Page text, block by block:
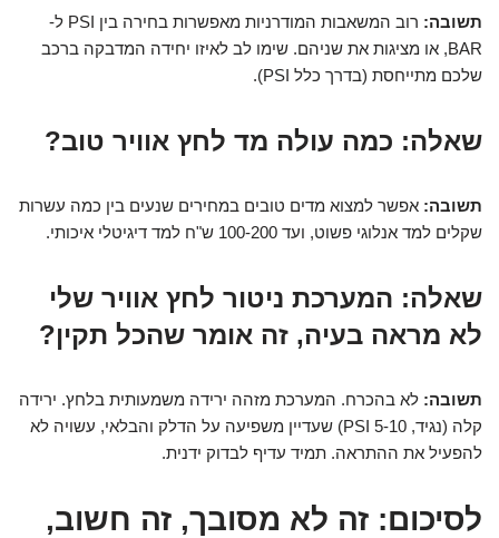
תשובה:
רוב המשאבות המודרניות מאפשרות בחירה בין PSI ל-
BAR, או מציגות את שניהם. שימו לב לאיזו יחידה המדבקה ברכב
שלכם מתייחסת (בדרך כלל PSI).
שאלה: כמה עולה מד לחץ אוויר טוב?
תשובה: אפשר למצוא מדים טובים במחירים שנעים בין כמה עשרות
שקלים למד אנלוגי פשוט, ועד 100-200 ש"ח למד דיגיטלי איכותי.
שאלה: המערכת ניטור לחץ אוויר שלי
לא מראה בעיה, זה אומר שהכל תקין?
תשובה: לא בהכרח. המערכת מזהה ירידה משמעותית בלחץ. ירידה
קלה (נגיד, 5-10 PSI) שעדיין משפיעה על הדלק והבלאי, עשויה לא
להפעיל את ההתראה. תמיד עדיף לבדוק ידנית.
לסיכום: זה לא מסובך, זה חשוב,